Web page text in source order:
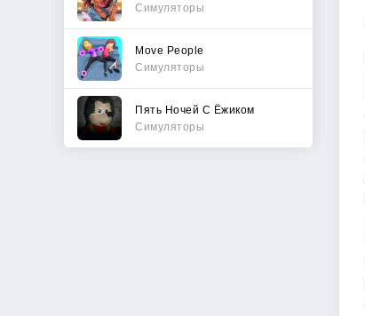
Симуляторы
Move People
Симуляторы
Пять Ночей С Ёжиком
Симуляторы